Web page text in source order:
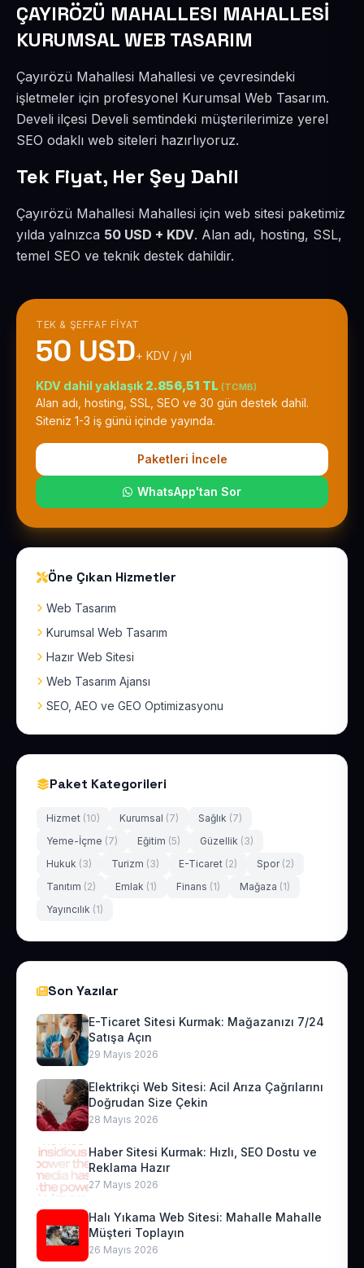
ÇAYIRÖZÜ MAHALLESI MAHALLESİ
KURUMSAL WEB TASARIM
Çayırözü Mahallesi Mahallesi ve çevresindeki
işletmeler için profesyonel Kurumsal Web Tasarım.
Develi ilçesi Develi semtindeki müşterilerimize yerel
SEO odaklı web siteleri hazırlıyoruz.
Tek Fiyat, Her Şey Dahil
Çayırözü Mahallesi Mahallesi için web sitesi paketimiz
yılda yalnızca 50 USD + KDV. Alan adı, hosting, SSL,
temel SEO ve teknik destek dahildir.
TEK & ŞEFFAF FIYAT
50 USD+ KDV / yıl
KDV dahil yaklaşık 2.856,51 TL (TCMB)
Alan adı, hosting, SSL, SEO ve 30 gün destek dahil.
Siteniz 1-3 iş günü içinde yayında.
Paketleri İncele
WhatsApp'tan Sor
Öne Çıkan Hizmetler
Web Tasarım
Kurumsal Web Tasarım
Hazır Web Sitesi
Web Tasarım Ajansı
SEO, AEO ve GEO Optimizasyonu
Paket Kategorileri
Hizmet (10) Kurumsal (7) Sağlık (7)
Yeme-İçme (7) Eğitim (5) Güzellik (3)
Hukuk (3) Turizm (3) E-Ticaret (2) Spor (2)
Tanıtım (2) Emlak (1) Finans (1) Mağaza (1)
Yayıncılık (1)
Son Yazılar
E-Ticaret Sitesi Kurmak: Mağazanızı 7/24
Satışa Açın
29 Mayıs 2026
Elektrikçi Web Sitesi: Acil Arıza Çağrılarını
Doğrudan Size Çekin
28 Mayıs 2026
Haber Sitesi Kurmak: Hızlı, SEO Dostu ve
Reklama Hazır
27 Mayıs 2026
Halı Yıkama Web Sitesi: Mahalle Mahalle
Müşteri Toplayın
26 Mayıs 2026